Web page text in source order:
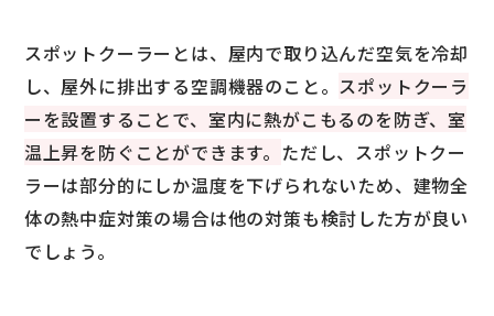
スポットクーラーとは、屋内で取り込んだ空気を冷却
し、屋外に排出する空調機器のこと。 スポットクーラ
ーを設置することで、室内に熱がこもるのを防ぎ、室
温上昇を防ぐことができます。 ただし、スポットクー
ラーは部分的にしか温度を下げられないため、建物全
体の熱中症対策の場合は他の対策も検討した方が良い
でしょう。